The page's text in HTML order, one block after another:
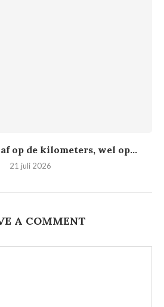
op de kilometers, wel op...
21 juli 2026
A COMMENT